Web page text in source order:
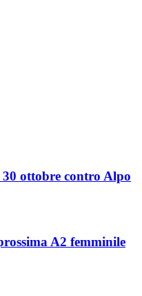
ottobre contro Alpo
A2 femminile